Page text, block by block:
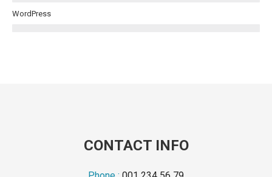
WordPress
CONTACT INFO